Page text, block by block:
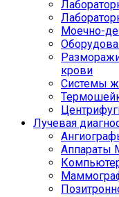
Моечно-
крови
Системы
Лучевая
Аппараты